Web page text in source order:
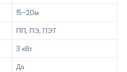
15-20м
ПП, ПЭ, ПЭТ
3 кВт
Да